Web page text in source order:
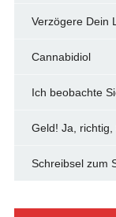
Verzögere Dein
Cannabidiol
Ich beobachte
Geld! Ja, richtig,
Schreibsel zum